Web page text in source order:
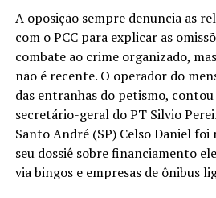
A oposição sempre denuncia as
com o PCC para explicar as
combate ao crime organizado,
não é recente. O operador do
das entranhas do petismo,
secretário-geral do PT Silvio
Santo André (SP) Celso Daniel
seu dossiê sobre financiamento
via bingos e empresas de ônibus